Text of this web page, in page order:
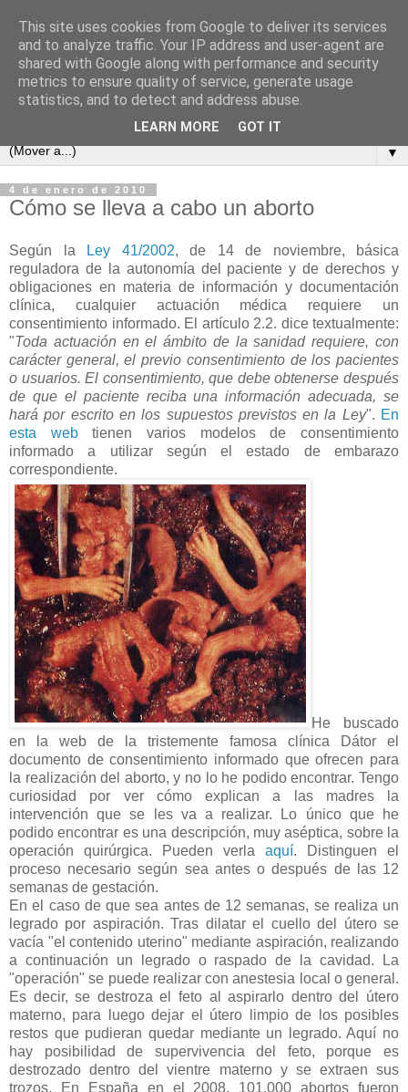
▼
4 de enero de 2010
Cómo se lleva a cabo un aborto
Según la Ley 41/2002, de 14 de noviembre, básica
reguladora de la autonomía del paciente y de derechos y
obligaciones en materia de información y documentación
clínica, cualquier actuación médica requiere un
consentimiento informado. El artículo 2.2. dice textualmente:
"Toda actuación en el ámbito de la sanidad requiere, con
carácter general, el previo consentimiento de los pacientes
o usuarios. El consentimiento, que debe obtenerse después
de que el paciente reciba una información adecuada, se
hará por escrito en los supuestos previstos en la Ley". En
esta webtienen varios modelos de consentimiento
informado a utilizar según el estado de embarazo
correspondiente.
He buscado
en la web de la tristemente famosa clínica Dátor el
documento de consentimiento informado que ofrecen para
la realización del aborto, y no lo he podido encontrar. Tengo
curiosidad por ver cómo explican a las madres la
intervención que se les va a realizar. Lo único que he
podido encontrar es una descripción, muy aséptica, sobre la
operación quirúrgica. Pueden verla aquí. Distinguen el
proceso necesario según sea antes o después de las 12
semanas de gestación.
En el caso de que sea antes de 12 semanas, se realiza un
legrado por aspiración. Tras dilatar el cuello del útero se
vacía "el contenido uterino" mediante aspiración, realizando
a continuación un legrado o raspado de la cavidad. La
"operación" se puede realizar con anestesia local o general.
Es decir, se destroza el feto al aspirarlo dentro del útero
materno, para luego dejar el útero limpio de los posibles
restos que pudieran quedar mediante un legrado. Aquí no
hay posibilidad de supervivencia del feto, porque es
destrozado dentro del vientre materno y se extraen sus
trozos. En España en el 2008, 101.000 abortos fueron
This site uses cookies from Google to deliver its services
and to analyze traffic. Your IP address and user-agent are
shared with Google along with performance and security
metrics to ensure quality of service, generate usage
statistics, and to detect and address abuse.
LEARN MORE GOT IT